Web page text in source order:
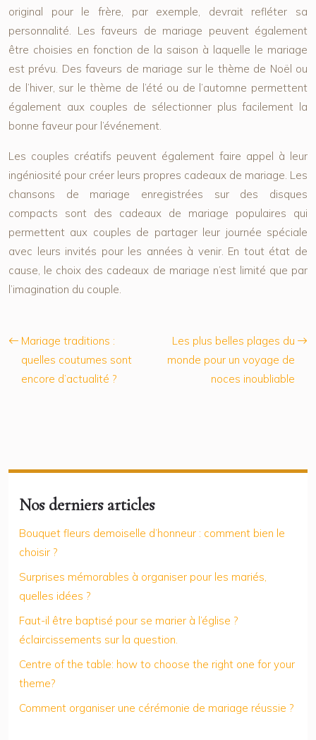
original pour le frère, par exemple, devrait refléter sa
personnalité. Les faveurs de mariage peuvent également
être choisies en fonction de la saison à laquelle le mariage
est prévu. Des faveurs de mariage sur le thème de Noël ou
de l’hiver, sur le thème de l’été ou de l’automne permettent
également aux couples de sélectionner plus facilement la
bonne faveur pour l’événement.
Les couples créatifs peuvent également faire appel à leur
ingéniosité pour créer leurs propres cadeaux de mariage. Les
chansons de mariage enregistrées sur des disques
compacts sont des cadeaux de mariage populaires qui
permettent aux couples de partager leur journée spéciale
avec leurs invités pour les années à venir. En tout état de
cause, le choix des cadeaux de mariage n’est limité que par
l’imagination du couple.
Mariage traditions :
quelles coutumes sont
encore d’actualité ?
Les plus belles plages du
monde pour un voyage de
noces inoubliable
Nos derniers articles
Bouquet fleurs demoiselle d’honneur : comment bien le
choisir ?
Surprises mémorables à organiser pour les mariés,
quelles idées ?
Faut-il être baptisé pour se marier à l’église ?
éclaircissements sur la question.
Centre of the table: how to choose the right one for your
theme?
Comment organiser une cérémonie de mariage réussie ?